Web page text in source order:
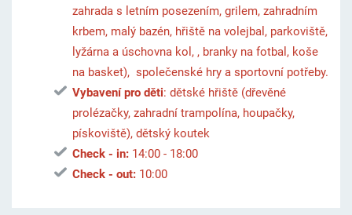
zahrada s letním posezením, grilem, zahradním
krbem, malý bazén, hřiště na volejbal, parkoviště,
lyžárna a úschovna kol, , branky na fotbal, koše
na basket), společenské hry a sportovní potřeby.
Vybavení pro děti: dětské hřiště (dřevěné
prolézačky, zahradní trampolína, houpačky,
pískoviště), dětský koutek
Check - in:14:00 - 18:00
Check - out:10:00